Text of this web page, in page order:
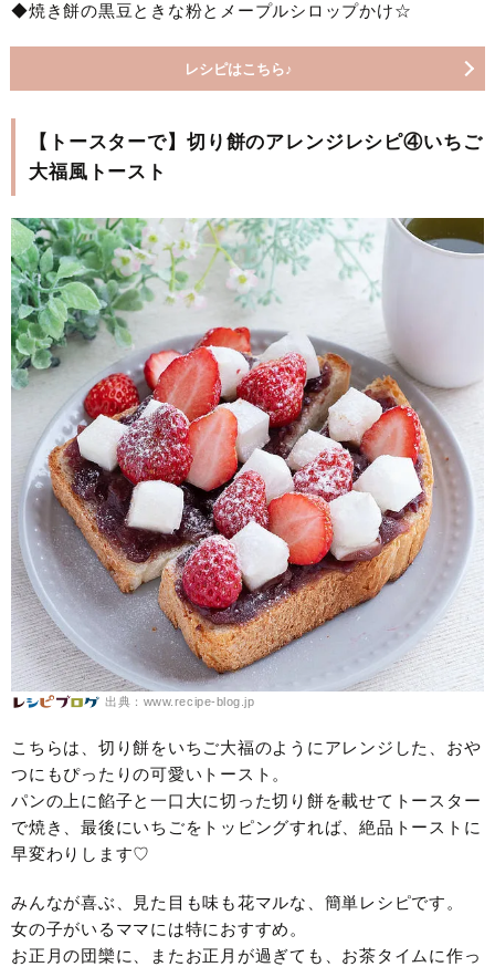
◆焼き餅の黒豆ときな粉とメープルシロップかけ☆
レシピはこちら♪
【トースターで】切り餅のアレンジレシピ④いちご
大福風トースト
出典：www.recipe-blog.jp
こちらは、切り餅をいちご大福のようにアレンジした、おや
つにもぴったりの可愛いトースト。
パンの上に餡子と一口大に切った切り餅を載せてトースター
で焼き、最後にいちごをトッピングすれば、絶品トーストに
早変わりします♡
みんなが喜ぶ、見た目も味も花マルな、簡単レシピです。
女の子がいるママには特におすすめ。
お正月の団欒に、またお正月が過ぎても、お茶タイムに作っ